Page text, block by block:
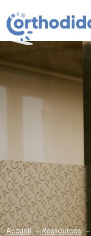
Accueil Ressources